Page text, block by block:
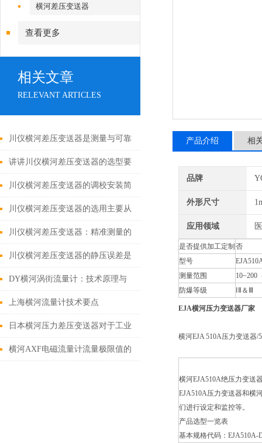
横河差压变送器
查看更多
相关文章
RELEVANT ARTICLES
川仪横河差压变送器是测量与可靠
监控的设备
讲讲川仪横河差压变送器的选型要
点有哪几点
川仪横河差压变送器的调校安装简
单说明一下
川仪横河差压变送器的选用主要从
哪几个角度去考虑
川仪横河差压变送器：精准测量的
工业变送器
川仪横河差压变送器的静压误差是
怎么产生的？
DY横河涡街流量计：技术原理与
性能优势
上海横河流量计技术要点
日本横河压力差压变送器对于工业
生产中有着重要的意义
横河AXF电磁流量计流量极限值的
产品介绍 相
品牌
外形尺寸
应用领域
是否提供加工定制 否
型号
测量范围
10~200
防爆等级
ⅠⅡ＆Ⅲ
EJA横河压力变送器厂家
横河EJA 510A压力变送器/
横河EJA510A绝压力变送
EJA510A压力变送器和横
们进行设定和监控等。
产品选型一览表
基本规格代码：EJA510A-